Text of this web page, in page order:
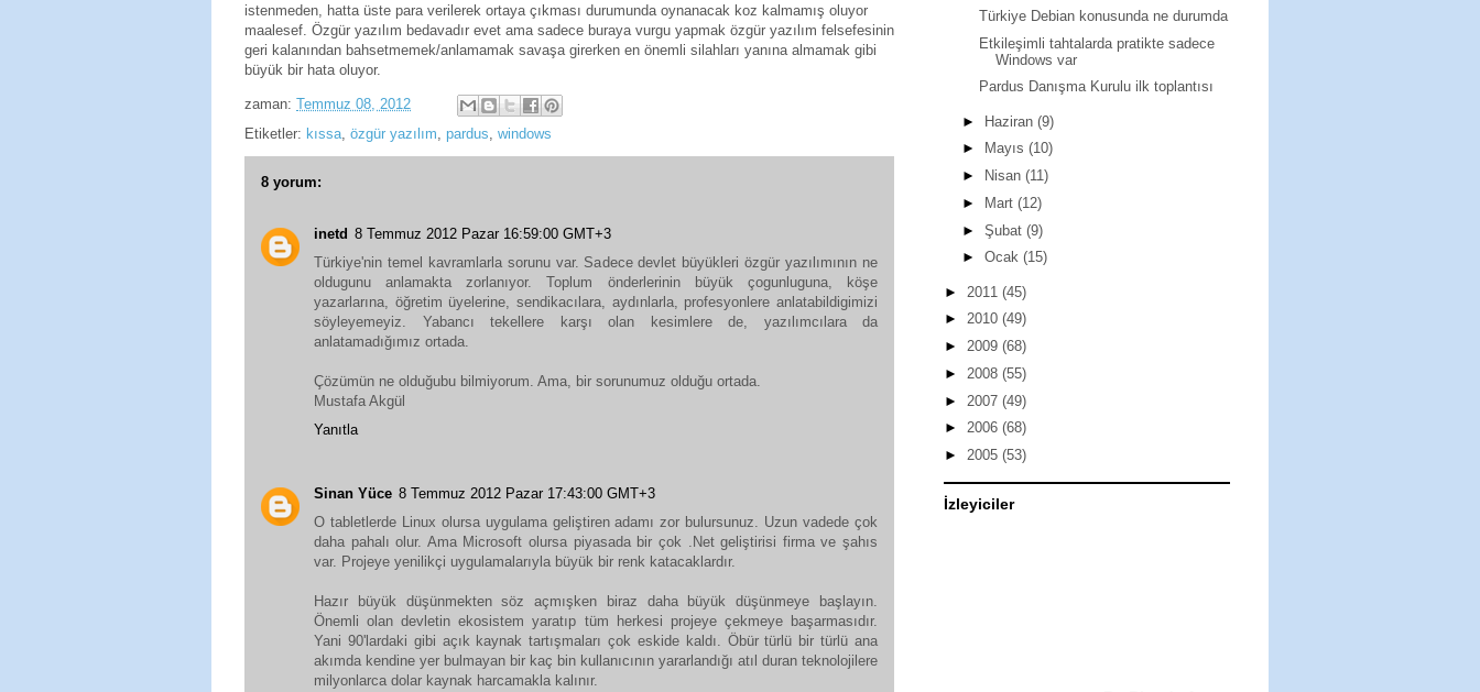
istenmeden, hatta üste para verilerek ortaya çıkması durumunda oynanacak koz kalmamış oluyor
maalesef. Özgür yazılım bedavadır evet ama sadece buraya vurgu yapmak özgür yazılım felsefesinin
geri kalanından bahsetmemek/anlamamak savaşa girerken en önemli silahları yanına almamak gibi
büyük bir hata oluyor.
zaman: Temmuz 08, 2012
Etiketler: kıssa, özgür yazılım, pardus, windows
8 yorum:
inetd 8 Temmuz 2012 Pazar 16:59:00 GMT+3
Türkiye'nin temel kavramlarla sorunu var. Sadece devlet büyükleri özgür yazılımının ne
oldugunu anlamakta zorlanıyor. Toplum önderlerinin büyük çogunluguna, köşe
yazarlarına, öğretim üyelerine, sendikacılara, aydınlarla, profesyonlere anlatabildigimizi
söyleyemeyiz. Yabancı tekellere karşı olan kesimlere de, yazılımcılara da
anlatamadığımız ortada.
Çözümün ne olduğubu bilmiyorum. Ama, bir sorunumuz olduğu ortada.
Mustafa Akgül
Yanıtla
Sinan Yüce 8 Temmuz 2012 Pazar 17:43:00 GMT+3
O tabletlerde Linux olursa uygulama geliştiren adamı zor bulursunuz. Uzun vadede çok
daha pahalı olur. Ama Microsoft olursa piyasada bir çok .Net geliştirisi firma ve şahıs
var. Projeye yenilikçi uygulamalarıyla büyük bir renk katacaklardır.
Hazır büyük düşünmekten söz açmışken biraz daha büyük düşünmeye başlayın.
Önemli olan devletin ekosistem yaratıp tüm herkesi projeye çekmeye başarmasıdır.
Yani 90'lardaki gibi açık kaynak tartışmaları çok eskide kaldı. Öbür türlü bir türlü ana
akımda kendine yer bulmayan bir kaç bin kullanıcının yararlandığı atıl duran teknolojilere
milyonlarca dolar kaynak harcamakla kalınır.
Türkiye Debian konusunda ne durumda
Etkileşimli tahtalarda pratikte sadece
Windows var
Pardus Danışma Kurulu ilk toplantısı
► Haziran (9)
►
Mayıs (10)
►
Nisan (11)
►
Mart (12)
► Şubat (9)
► Ocak (15)
► 2011 (45)
► 2010 (49)
► 2009 (68)
► 2008 (55)
► 2007 (49)
► 2006 (68)
► 2005 (53)
İzleyiciler